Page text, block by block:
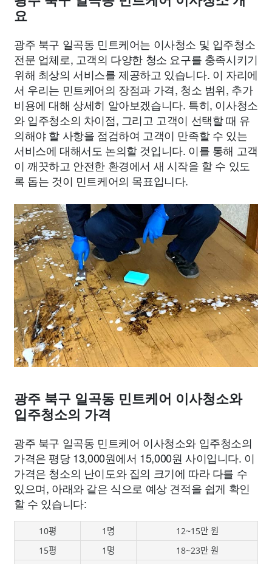
요
광주 북구 일곡동 민트케어는 이사청소 및 입주청소
전문 업체로, 고객의 다양한 청소 요구를 충족시키기
위해 최상의 서비스를 제공하고 있습니다. 이 자리에
서 우리는 민트케어의 장점과 가격, 청소 범위, 추가
비용에 대해 상세히 알아보겠습니다. 특히, 이사청소
와 입주청소의 차이점, 그리고 고객이 선택할 때 유
의해야 할 사항을 점검하여 고객이 만족할 수 있는
서비스에 대해서도 논의할 것입니다. 이를 통해 고객
이 깨끗하고 안전한 환경에서 새 시작을 할 수 있도
록 돕는 것이 민트케어의 목표입니다.
광주 북구 일곡동 민트케어 이사청소와
입주청소의 가격
광주 북구 일곡동 민트케어 이사청소와 입주청소의
가격은 평당 13,000원에서 15,000원 사이입니다. 이
가격은 청소의 난이도와 집의 크기에 따라 다를 수
있으며, 아래와 같은 식으로 예상 견적을 쉽게 확인
할 수 있습니다:
10평 1명
12~15만 원
15평
1명 18~23만 원